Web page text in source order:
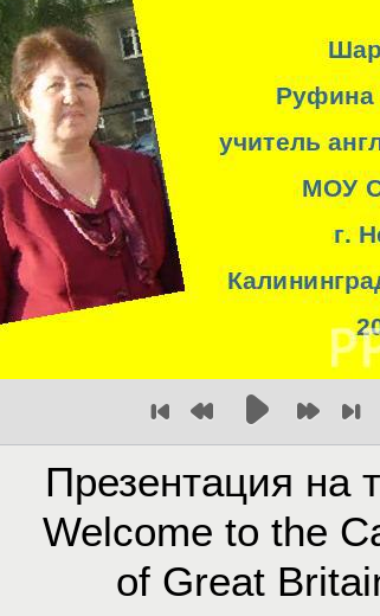
Презентация на
Welcome to the
of Great